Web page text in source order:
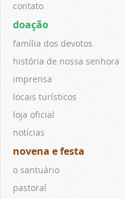
contato
doação
família dos devotos
história de nossa senhora
imprensa
locais turísticos
loja oficial
notícias
novena e festa
o santuário
pastoral